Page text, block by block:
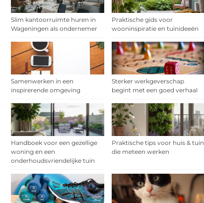
Slim kantoorruimte huren in
Wageningen als ondernemer
Praktische gids voor
wooninspiratie en tuinideeën
Samenwerken in een
inspirerende omgeving
Sterker werkgeverschap
begint met een goed verhaal
Handboek voor een gezellige
woning en een
onderhoudsvriendelijke tuin
Praktische tips voor huis & tuin
die meteen werken